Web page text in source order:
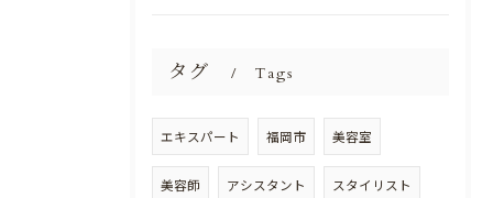
タグ Tags
エキスパート 福岡市 美容室
美容師 アシスタント スタイリスト